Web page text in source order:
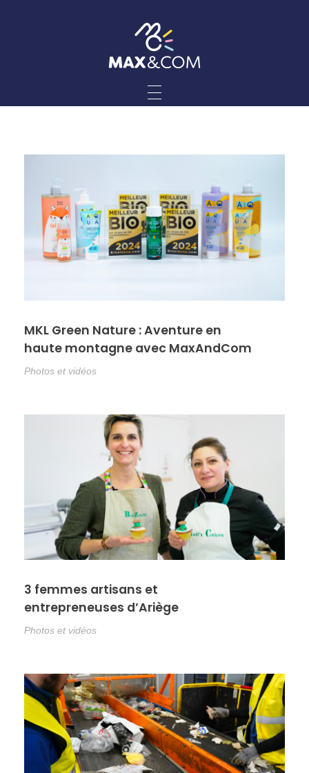
MKL Green Nature : Aventure en
haute montagne avec MaxAndCom
Photos et vidéos
3 femmes artisans et
entrepreneuses d’Ariège
Photos et vidéos